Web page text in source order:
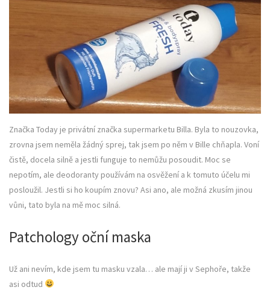
Značka Today je privátní značka supermarketu Billa. Byla to nouzovka,
zrovna jsem neměla žádný sprej, tak jsem po něm v Bille chňapla. Voní
čistě, docela silně a jestli funguje to nemůžu posoudit. Moc se
nepotím, ale deodoranty používám na osvěžení a k tomuto účelu mi
posloužil. Jestli si ho koupím znovu? Asi ano, ale možná zkusím jinou
vůni, tato byla na mě moc silná.
Patchology oční maska
Už ani nevím, kde jsem tu masku vzala… ale mají ji v Sephoře, takže
asi odtud